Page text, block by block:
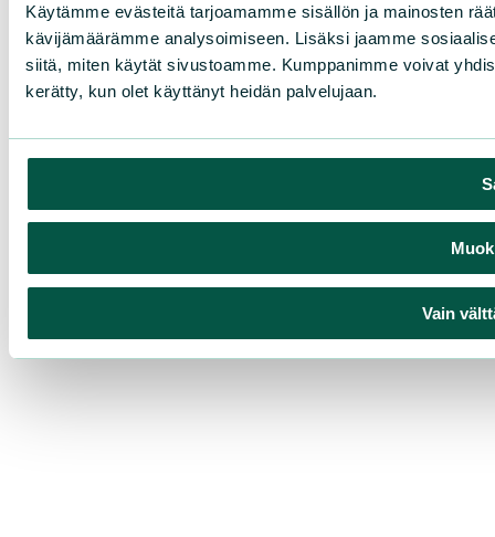
Käytämme evästeitä tarjoamamme sisällön ja mainosten
kävijämäärämme analysoimiseen. Lisäksi jaamme
siitä, miten käytät sivustoamme. Kumppanimme voivat
kerätty, kun olet käyttänyt heidän palvelujaan.
Vain